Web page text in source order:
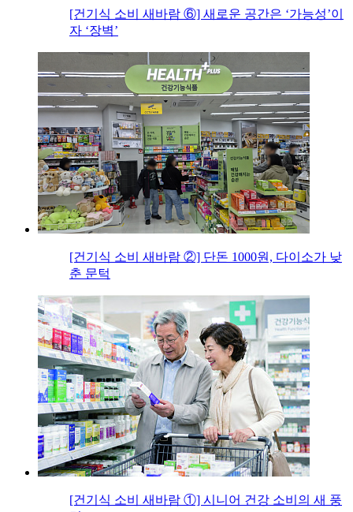
[건기식 소비 새바람 ⑥] 새로운 공간은 ‘가능성’이
자 ‘장벽’
[건기식 소비 새바람 ②] 단돈 1000원, 다이소가 낮
춘 문턱
[건기식 소비 새바람 ①] 시니어 건강 소비의 새 풍